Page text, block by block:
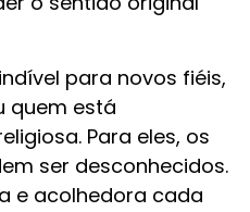
para novos fiéis,
quem está
Para eles, os
ser desconhecidos.
e acolhedora cada